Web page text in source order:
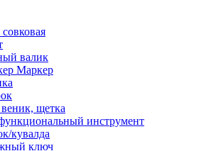
валик
Маркер
щетка
инструмент
кувалда
ключ